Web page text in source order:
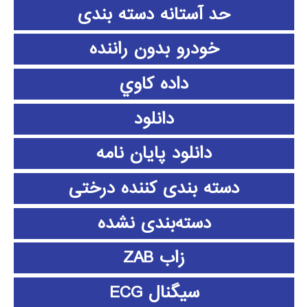
حد آستانه دسته بندی
خودرو بدون راننده
داده كاوي
دانلود
دانلود پايان نامه
دسته بندی کننده درختی
دسته‌بندی نشده
زاب ZAB
سیگنال ECG